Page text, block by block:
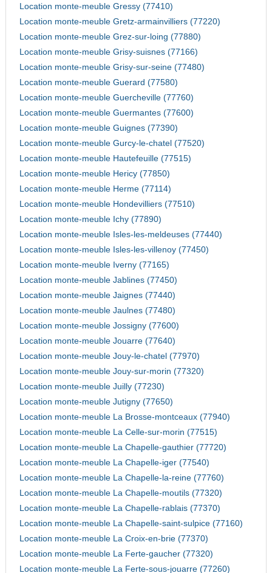
Location monte-meuble Gressy (77410)
Location monte-meuble Gretz-armainvilliers (77220)
Location monte-meuble Grez-sur-loing (77880)
Location monte-meuble Grisy-suisnes (77166)
Location monte-meuble Grisy-sur-seine (77480)
Location monte-meuble Guerard (77580)
Location monte-meuble Guercheville (77760)
Location monte-meuble Guermantes (77600)
Location monte-meuble Guignes (77390)
Location monte-meuble Gurcy-le-chatel (77520)
Location monte-meuble Hautefeuille (77515)
Location monte-meuble Hericy (77850)
Location monte-meuble Herme (77114)
Location monte-meuble Hondevilliers (77510)
Location monte-meuble Ichy (77890)
Location monte-meuble Isles-les-meldeuses (77440)
Location monte-meuble Isles-les-villenoy (77450)
Location monte-meuble Iverny (77165)
Location monte-meuble Jablines (77450)
Location monte-meuble Jaignes (77440)
Location monte-meuble Jaulnes (77480)
Location monte-meuble Jossigny (77600)
Location monte-meuble Jouarre (77640)
Location monte-meuble Jouy-le-chatel (77970)
Location monte-meuble Jouy-sur-morin (77320)
Location monte-meuble Juilly (77230)
Location monte-meuble Jutigny (77650)
Location monte-meuble La Brosse-montceaux (77940)
Location monte-meuble La Celle-sur-morin (77515)
Location monte-meuble La Chapelle-gauthier (77720)
Location monte-meuble La Chapelle-iger (77540)
Location monte-meuble La Chapelle-la-reine (77760)
Location monte-meuble La Chapelle-moutils (77320)
Location monte-meuble La Chapelle-rablais (77370)
Location monte-meuble La Chapelle-saint-sulpice (77160)
Location monte-meuble La Croix-en-brie (77370)
Location monte-meuble La Ferte-gaucher (77320)
Location monte-meuble La Ferte-sous-jouarre (77260)